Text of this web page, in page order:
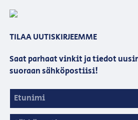
TILAA UUTISKIRJEEMME
Saat parhaat vinkit ja tiedot
suoraan sähköpostiisi!